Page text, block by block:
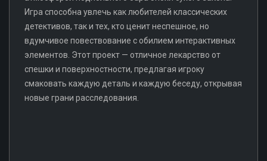
Игра способна увлечь как любителей классических
детективов, так и тех, кто ценит неспешное, но
вдумчивое повествование с обилием интерактивных
элементов. Этот проект — отличное лекарство от
спешки и поверхностности, предлагая игроку
смаковать каждую деталь и каждую беседу, открывая
новые грани расследования.